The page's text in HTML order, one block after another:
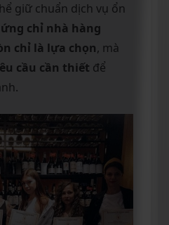
giữ chuẩn dịch vụ ổn
chỉ nhà hàng
chỉ là lựa chọn, mà
cầu cần thiết để